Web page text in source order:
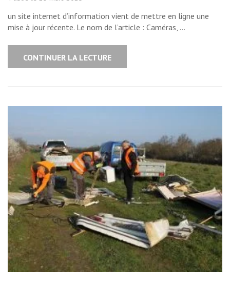
un site internet d’information vient de mettre en ligne une
mise à jour récente. Le nom de l’article : Caméras, …
CONTINUER LA LECTURE